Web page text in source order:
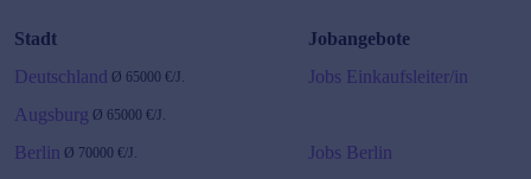
Stadt
Jobangebote
Deutschland Ø 65000 €/J.
Jobs Einkaufsleiter/in
Augsburg Ø 65000 €/J.
Berlin Ø 70000 €/J.
Jobs Berlin